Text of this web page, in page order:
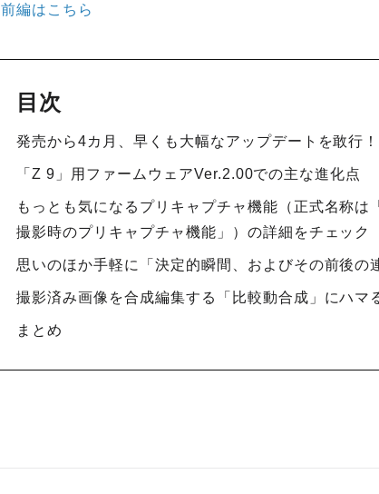
前編はこちら
目次
発売から4カ月、早くも大幅なアップデートを敢行！
「Z 9」用ファームウェアVer.2.00での主な進化点
もっとも気になるプリキャプチャ機能（正式名称は
撮影時のプリキャプチャ機能」）の詳細をチェック
思いのほか手軽に「決定的瞬間、およびその前後の
撮影済み画像を合成編集する「比較動合成」にハマ
まとめ